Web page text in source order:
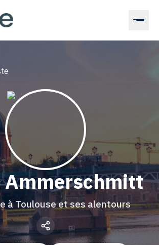
Ammerschmitt
à Toulouse et ses alentours